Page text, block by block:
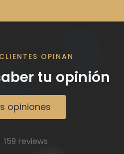
OPINAN
tu opinión
opiniones
159 reviews